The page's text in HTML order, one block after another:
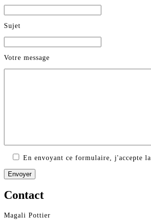
Sujet
Votre message
En envoyant ce formulaire, j'accepte la
Contact
Magali Pottier